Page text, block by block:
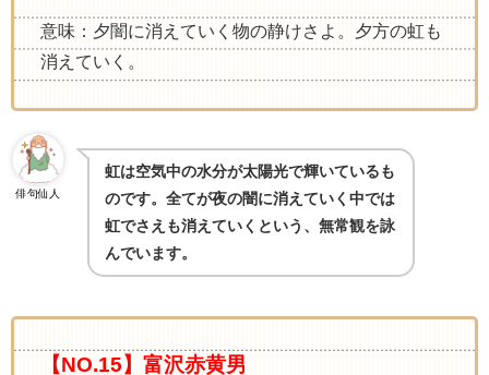
意味：夕闇に消えていく物の静けさよ。夕方の虹も
消えていく。
俳句仙人
虹は空気中の水分が太陽光で輝いているも
のです。全てが夜の闇に消えていく中では
虹でさえも消えていくという、無常観を詠
んでいます。
【NO.15】富沢赤黄男